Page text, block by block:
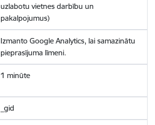
uzlabotu vietnes darbību un
pakalpojumus)
Izmanto Google Analytics, lai samazinātu
pieprasījuma līmeni.
1 minūte
_gid